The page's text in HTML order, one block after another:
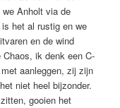
we Anholt via de
het al rustig en we
en de wind
ik denk een C-
aanleggen, zij zijn
niet heel bijzonder.
gooien het